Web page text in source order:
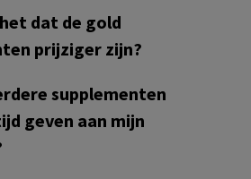
dat de gold
prijziger zijn?
supplementen
geven aan mijn